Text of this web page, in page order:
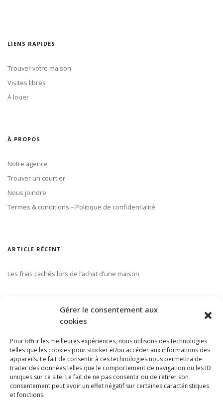
Gérer le consentement aux
cookies
Pour offrir les meilleures expériences, nous utilisons des technologies
telles que les cookies pour stocker et/ou accéder aux informations des
appareils. Le fait de consentir à ces technologies nous permettra de
traiter des données telles que le comportement de navigation ou les ID
uniques sur ce site. Le fait de ne pas consentir ou de retirer son
consentement peut avoir un effet négatif sur certaines caractéristiques
et fonctions.
LIENS RAPIDES
Trouver votre maison
Visites libres
À louer
À PROPOS
Notre agence
Trouver un courtier
Nous joindre
Termes & conditions – Politique de confidentialité
ARTICLE RÉCENT
Les frais cachés lors de l’achat d’une maison